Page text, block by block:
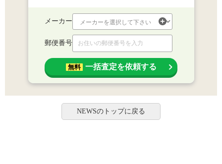
メーカー
郵便番号
無料 一括査定を依頼する
NEWSのトップに戻る